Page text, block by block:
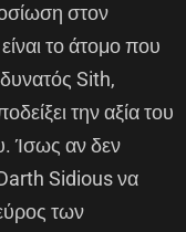
στον
το άτομο που
Sith,
την αξία του
Ίσως αν δεν
Sidious να
των